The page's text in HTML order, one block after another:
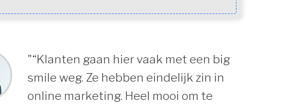
"“Klanten gaan hier vaak met een big
smile weg. Ze hebben eindelijk zin in
online marketing. Heel mooi om te